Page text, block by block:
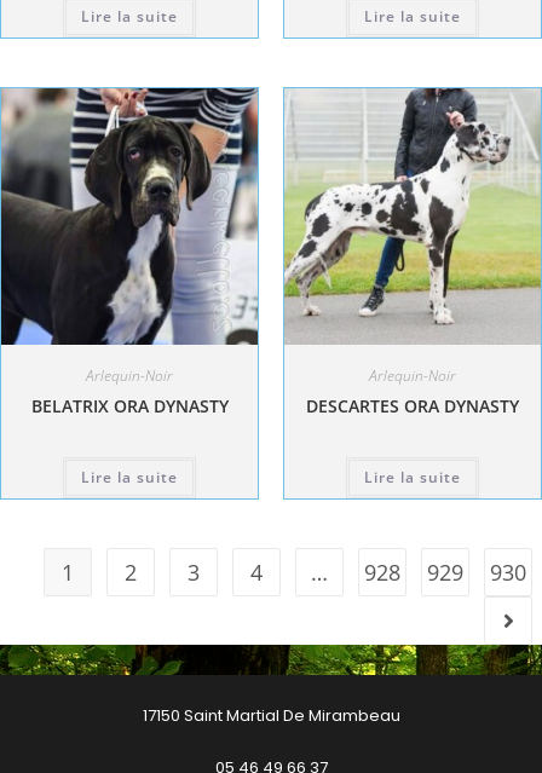
Lire la suite Lire la suite
Arlequin-Noir
BELATRIX ORA DYNASTY
Lire la suite
Arlequin-Noir
DESCARTES ORA DYNASTY
Lire la suite
1 2 3 4 … 928 929 930
17150 Saint Martial De Mirambeau
05 46 49 66 37